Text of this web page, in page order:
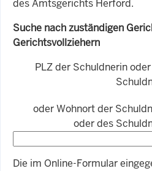
des Amtsgerichts Herford.
Suche nach zuständigen
Gerichtsvollziehern
PLZ der Schuldnerin
oder Wohnort der
oder des
Die im Online-Formular